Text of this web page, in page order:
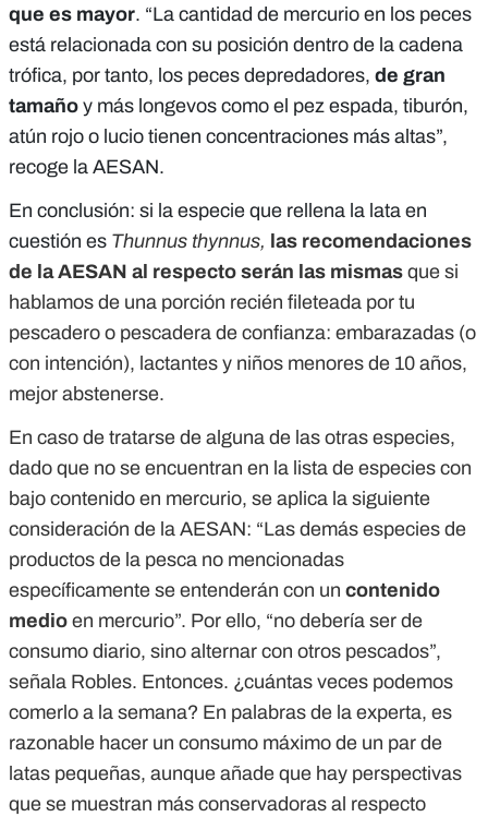
que es mayor. “La cantidad de mercurio en los peces
está relacionada con su posición dentro de la cadena
trófica, por tanto, los peces depredadores, de gran
tamaño y más longevos como el pez espada, tiburón,
atún rojo o lucio tienen concentraciones más altas”,
recoge la AESAN.
En conclusión: si la especie que rellena la lata en
cuestión es Thunnus thynnus, las recomendaciones
de la AESAN al respecto serán las mismas que si
hablamos de una porción recién fileteada por tu
pescadero o pescadera de confianza: embarazadas (o
con intención), lactantes y niños menores de 10 años,
mejor abstenerse.
En caso de tratarse de alguna de las otras especies,
dado que no se encuentran en la lista de especies con
bajo contenido en mercurio, se aplica la siguiente
consideración de la AESAN: “Las demás especies de
productos de la pesca no mencionadas
específicamente se entenderán con un contenido
medio en mercurio”. Por ello, “no debería ser de
consumo diario, sino alternar con otros pescados”,
señala Robles. Entonces. ¿cuántas veces podemos
comerlo a la semana? En palabras de la experta, es
razonable hacer un consumo máximo de un par de
latas pequeñas, aunque añade que hay perspectivas
que se muestran más conservadoras al respecto